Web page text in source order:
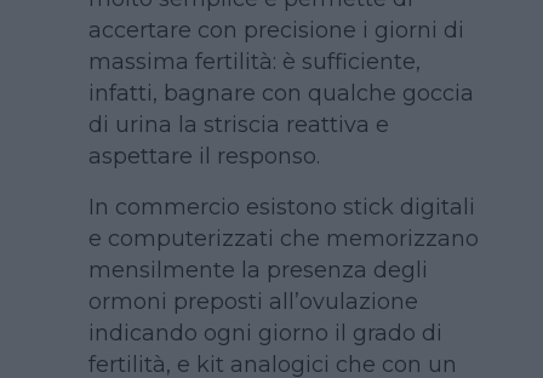
accertare con precisione i giorni di
massima fertilità: è sufficiente,
infatti, bagnare con qualche goccia
di urina la striscia reattiva e
aspettare il responso.
In commercio esistono stick digitali
e computerizzati che memorizzano
mensilmente la presenza degli
ormoni preposti all’ovulazione
indicando ogni giorno il grado di
fertilità, e kit analogici che con un